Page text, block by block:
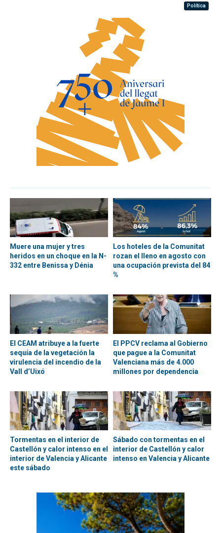
Política
Muere una mujer y tres
heridos en un choque en la N-
332 entre Benissa y Dénia
Los hoteles de la Comunitat
rozan el lleno en agosto con
una ocupación prevista del 84
%
El CEAM atribuye a la fuerte
sequía de la vegetación la
virulencia del incendio de la
Vall d’Uixó
El PPCV reclama al Gobierno
que pague a la Comunitat
Valenciana más de 4.000
millones por dependencia
Tormentas en el interior de
Castellón y calor intenso en el
interior de Valencia y Alicante
este sábado
Sábado con tormentas en el
interior de Castellón y calor
intenso en Valencia y Alicante